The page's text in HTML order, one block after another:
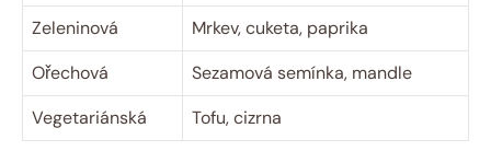
Zeleninová
Mrkev, cuketa, paprika
Ořechová
Sezamová semínka, mandle
Vegetariánská
Tofu, cizrna